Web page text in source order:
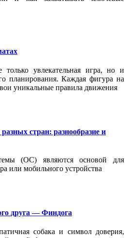
увлекательная игра, но и
планирования. Каждая фигура на
уникальные правила движения
стран: разнообразие и
(ОС) являются основой для
или мобильного устройства
друга — Финдога
собака и символ доверия,